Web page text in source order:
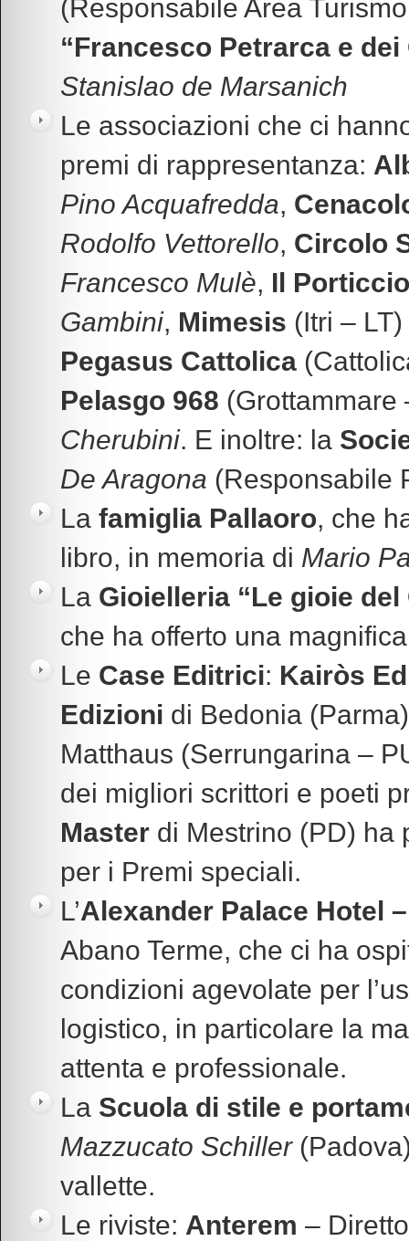
(Responsabile Area
“Francesco Petrarca e
Stanislao de Marsanich
Le associazioni che ci
premi di rappresentanza:
Pino Acquafredda,
Rodolfo Vettorello, Circolo
Francesco Mulè, Il
Gambini, Mimesis (Itri –
Pegasus Cattolica
Pelasgo 968
Cherubini. E inoltre: la
De Aragona (Responsabile
La famiglia Pallaoro, che
libro, in memoria di Mario
La Gioielleria “Le gioie
che ha offerto una
Le Case Editrici: Kairòs
Edizioni di Bedonia
Matthaus (Serrungarina –
dei migliori scrittori e poeti
Master di Mestrino (PD) ha
per i Premi speciali.
L’Alexander Palace Hotel
Abano Terme, che ci ha
condizioni agevolate per
logistico, in particolare la
attenta e professionale.
La Scuola di stile e
Mazzucato Schiller
vallette.
Le riviste: Anterem –